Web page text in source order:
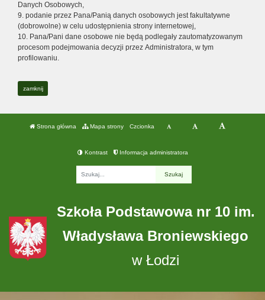
Danych Osobowych,
9. podanie przez Pana/Panią danych osobowych jest fakultatywne
(dobrowolne) w celu udostępnienia strony internetowej,
10. Pana/Pani dane osobowe nie będą podlegały zautomatyzowanym
procesom podejmowania decyzji przez Administratora, w tym
profilowaniu.
zamknij
Strona główna Mapa strony Czcionka
Kontrast Informacja administratora
Szkoła Podstawowa nr 10 im.
Władysława Broniewskiego
w Łodzi